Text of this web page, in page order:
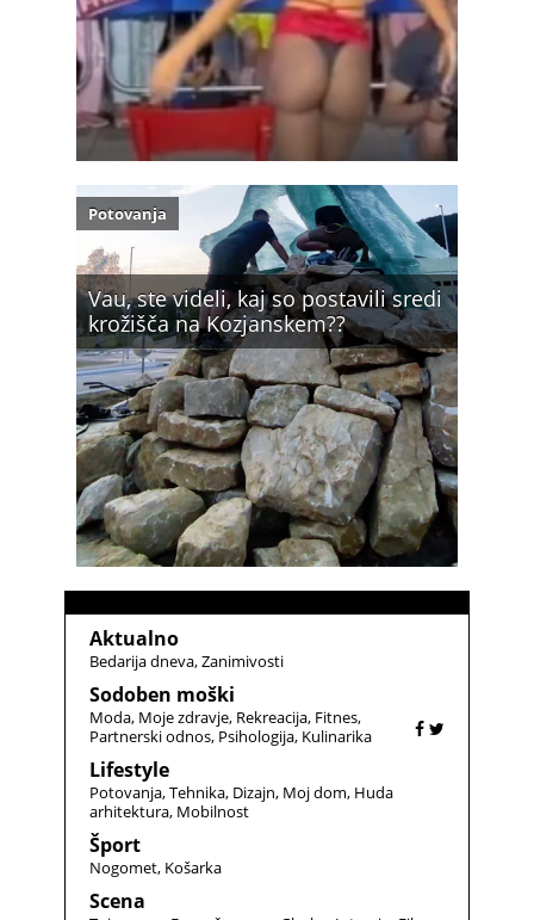
Vau, ste videli, kaj so postavili sredi
krožišča na Kozjanskem??
Potovanja
Aktualno
Bedarija dneva Zanimivosti
Sodoben moški
Moda Moje zdravje Rekreacija Fitnes
Partnerski odnos Psihologija Kulinarika
Lifestyle
Potovanja Tehnika Dizajn Moj dom Huda
arhitektura Mobilnost
Šport
Nogomet Košarka
Scena